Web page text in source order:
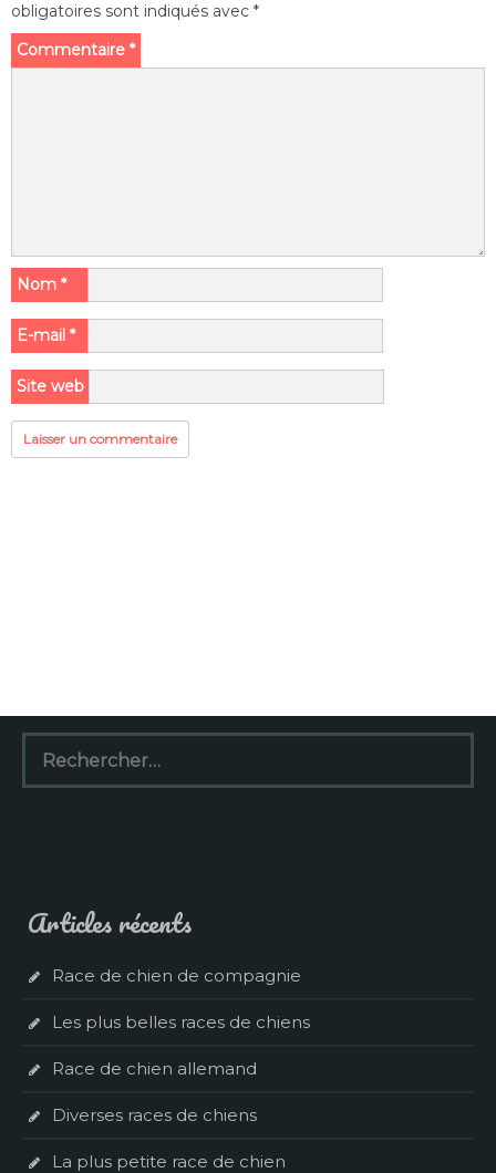
obligatoires sont indiqués avec *
Commentaire *
Nom *
E-mail *
Site web
Rechercher :
Articles récents
Race de chien de compagnie
Les plus belles races de chiens
Race de chien allemand
Diverses races de chiens
La plus petite race de chien